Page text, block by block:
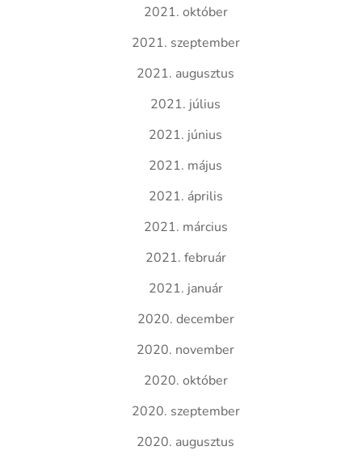
2021. október
2021. szeptember
2021. augusztus
2021. július
2021. június
2021. május
2021. április
2021. március
2021. február
2021. január
2020. december
2020. november
2020. október
2020. szeptember
2020. augusztus